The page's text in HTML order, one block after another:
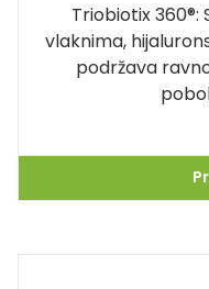
Triobiotix 360®:
vlaknima,
podržava